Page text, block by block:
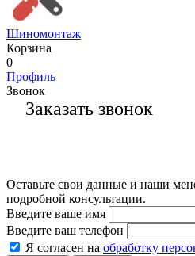
Шиномонтаж
Корзина
0
Профиль
Звонок
Заказать звонок
Оставьте свои данные и наши
подробной консультации.
Введите ваше имя
Введите ваш телефон
Я согласен на обработку